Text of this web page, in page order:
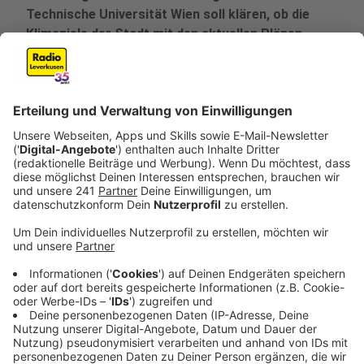
Technische Universität Wien soll klären, ob die
Klimaziele der Stadt mit den aktuellen Plänen
überhaupt erreichbar sind.
Veröffentlicht:
Anzeige
Inhalte des Gutachtens
Im Fokus des Gutachtens stehen die Auswirkungen
des Autobahnausbaus auf verschiedene Bereiche:
Umwelt und Stadtökologie: Welche Folgen hat
der Ausbau für die Natur und das städtische